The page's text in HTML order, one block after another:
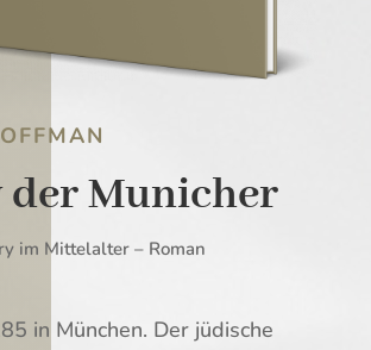
der Municher
im Mittelalter – Roman
in München. Der jüdische